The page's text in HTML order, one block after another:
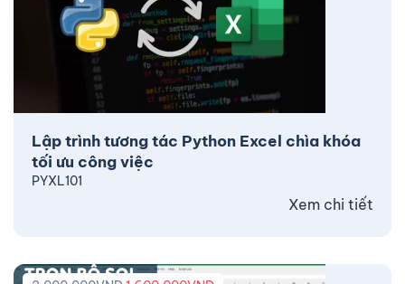
Lập trình tương tác Python Excel chìa khóa
tối ưu công việc
PYXL101
Xem chi tiết